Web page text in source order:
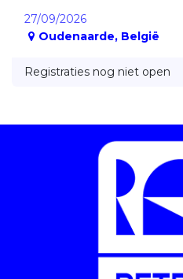
27/09/2026
Oudenaarde, België
Registraties nog niet open